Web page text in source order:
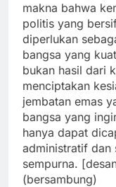
makna bahwa
politis yang
diperlukan
bangsa yang
bukan hasil dari
menciptakan
jembatan emas
bangsa yang
hanya dapat
administratif dan
sempurna.
(bersambung)